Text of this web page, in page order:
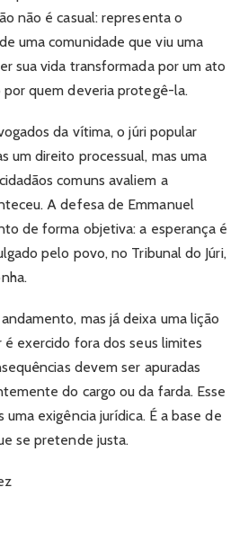
não é casual: representa o
uma comunidade que viu uma
sua vida transformada por um ato
quem deveria protegê-la.
da vítima, o júri popular
um direito processual, mas uma
comuns avaliem a
A defesa de Emmanuel
de forma objetiva: a esperança é
pelo povo, no Tribunal do Júri,
mas já deixa uma lição
exercido fora dos seus limites
devem ser apuradas
do cargo ou da farda. Esse
exigência jurídica. É a base de
se pretende justa.